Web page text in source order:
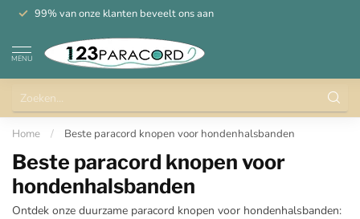
99% van onze klanten beveelt ons aan
MENU
Home / Beste paracord knopen voor hondenhalsbanden
Beste paracord knopen voor
hondenhalsbanden
Ontdek onze duurzame paracord knopen voor hondenhalsbanden: